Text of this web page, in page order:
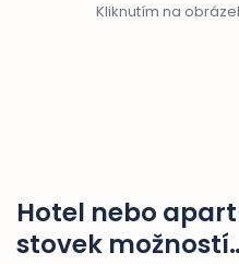
Kliknutím na
Hotel nebo
stovek